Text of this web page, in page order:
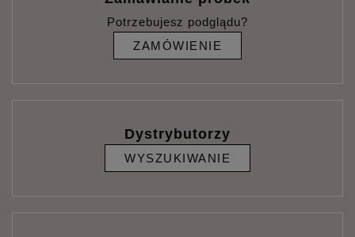
Potrzebujesz podglądu?
ZAMÓWIENIE
Dystrybutorzy
WYSZUKIWANIE